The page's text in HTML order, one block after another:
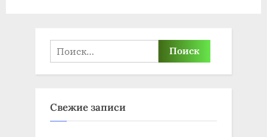
Найти:
Свежие записи